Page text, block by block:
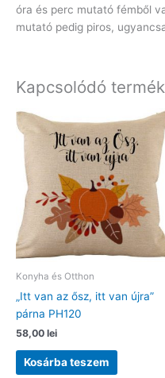
óra és perc mutató fémből
mutató pedig piros,
Kapcsolódó
Konyha és Otthon
„Itt van az ősz, itt van újra”
párna PH120
58,00 lei
Kosárba teszem